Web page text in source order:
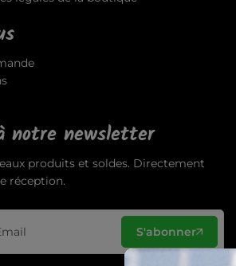
notre newsletter
produits et soldes. Directement
réception.
S'abonner